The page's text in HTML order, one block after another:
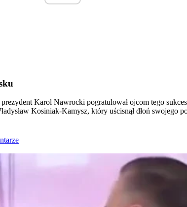
Karol Nawrocki pogratulował ojcom tego
Kosiniak-Kamysz, który uścisnął dłoń swojego